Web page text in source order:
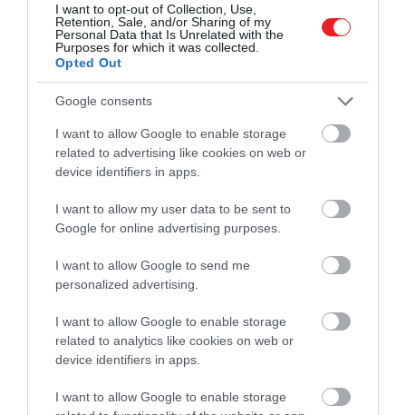
I want to opt-out of Collection, Use,
Retention, Sale, and/or Sharing of my
Personal Data that Is Unrelated with the
Purposes for which it was collected.
Opted Out
Google consents
I want to allow Google to enable storage
related to advertising like cookies on web or
device identifiers in apps.
I want to allow my user data to be sent to
Google for online advertising purposes.
I want to allow Google to send me
personalized advertising.
I want to allow Google to enable storage
related to analytics like cookies on web or
device identifiers in apps.
I want to allow Google to enable storage
más fajok pedig rovarölő szerként is hasznosak, és
lassíthatják például a malária terjedését.
Mi a helyzet a többiekkel?
Ennek ellenére léteznek olyan gombák, amik
kifejezetten veszélyesek az emberre, és – a sorozathoz
hasonlóan – képes harapással és karmolással terjedni.
Ilyen például a Sporothrix brasiliensis, ami egy
úgynevezett dimorf gomba, mely penészgombaként
mellett spórák formájában is belélegezhető. A
betegséget sokszor macskák terjesztik, és egyre
A Sporothrix brasiliensis
több ezer fertőzést okoz. Ha